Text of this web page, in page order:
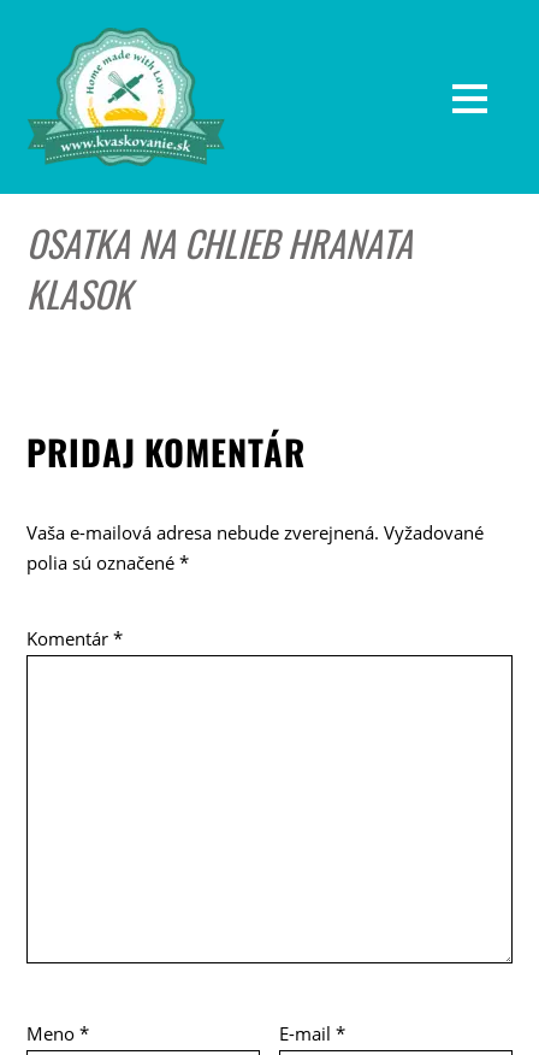
OSATKA NA CHLIEB HRANATA
KLASOK
PRIDAJ KOMENTÁR
Vaša e-mailová adresa nebude zverejnená. Vyžadované
polia sú označené*
Komentár*
Meno* E-mail*